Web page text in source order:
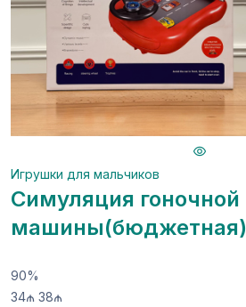
Игрушки для мальчиков
Симуляция гоночной
машины(бюджетная)
90%
34₼ 38₼